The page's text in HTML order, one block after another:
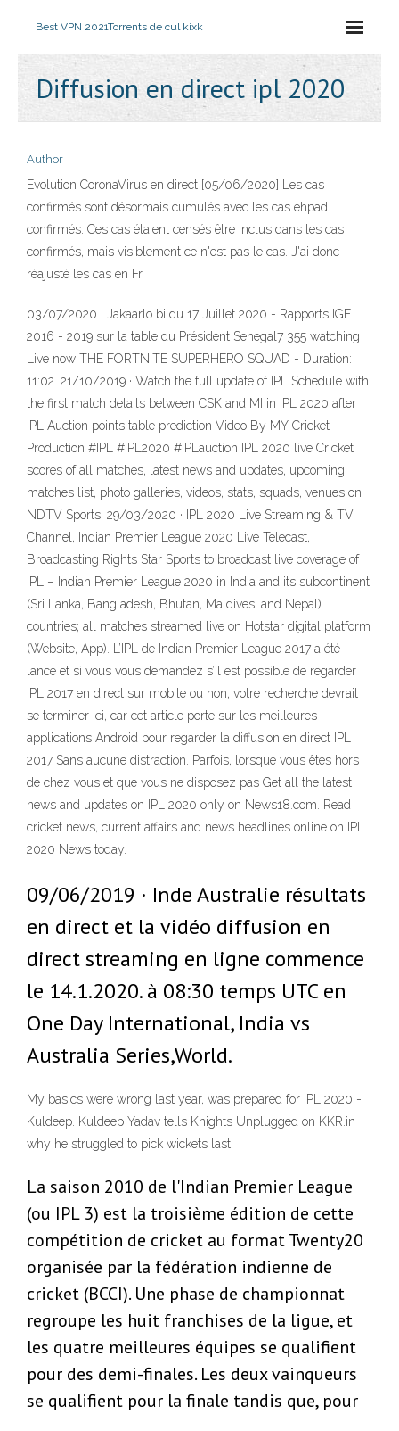
Best VPN 2021Torrents de cul kixk
Diffusion en direct ipl 2020
Author
Evolution CoronaVirus en direct [05/06/2020] Les cas
confirmés sont désormais cumulés avec les cas ehpad
confirmés. Ces cas étaient censés être inclus dans les cas
confirmés, mais visiblement ce n'est pas le cas. J'ai donc
réajusté les cas en Fr
03/07/2020 · Jakaarlo bi du 17 Juillet 2020 - Rapports IGE
2016 - 2019 sur la table du Président Senegal7 355 watching
Live now THE FORTNITE SUPERHERO SQUAD - Duration:
11:02. 21/10/2019 · Watch the full update of IPL Schedule with
the first match details between CSK and MI in IPL 2020 after
IPL Auction points table prediction Video By MY Cricket
Production #IPL #IPL2020 #IPLauction IPL 2020 live Cricket
scores of all matches, latest news and updates, upcoming
matches list, photo galleries, videos, stats, squads, venues on
NDTV Sports. 29/03/2020 · IPL 2020 Live Streaming & TV
Channel, Indian Premier League 2020 Live Telecast,
Broadcasting Rights Star Sports to broadcast live coverage of
IPL – Indian Premier League 2020 in India and its subcontinent
(Sri Lanka, Bangladesh, Bhutan, Maldives, and Nepal)
countries; all matches streamed live on Hotstar digital platform
(Website, App). L’IPL de Indian Premier League 2017 a été
lancé et si vous vous demandez s’il est possible de regarder
IPL 2017 en direct sur mobile ou non, votre recherche devrait
se terminer ici, car cet article porte sur les meilleures
applications Android pour regarder la diffusion en direct IPL
2017 Sans aucune distraction. Parfois, lorsque vous êtes hors
de chez vous et que vous ne disposez pas Get all the latest
news and updates on IPL 2020 only on News18.com. Read
cricket news, current affairs and news headlines online on IPL
2020 News today.
09/06/2019 · Inde Australie résultats
en direct et la vidéo diffusion en
direct streaming en ligne commence
le 14.1.2020. à 08:30 temps UTC en
One Day International, India vs
Australia Series,World.
My basics were wrong last year, was prepared for IPL 2020 -
Kuldeep. Kuldeep Yadav tells Knights Unplugged on KKR.in
why he struggled to pick wickets last
La saison 2010 de l'Indian Premier League
(ou IPL 3) est la troisième édition de cette
compétition de cricket au format Twenty20
organisée par la fédération indienne de
cricket (BCCI). Une phase de championnat
regroupe les huit franchises de la ligue, et
les quatre meilleures équipes se qualifient
pour des demi-finales. Les deux vainqueurs
se qualifient pour la finale tandis que, pour